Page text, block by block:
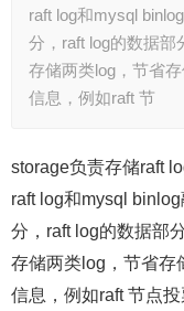
raft log和mysql
分，raft log的数据部
存储两类log，节省
信息，例如raft 节
storage负责存储raft
raft log和mysql
分，raft log的数据部
存储两类log，节省存
信息，例如raft 节点